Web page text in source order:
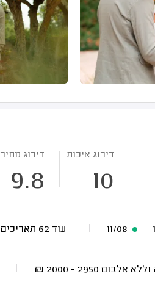
דירוג איכות
10
דירוג מחיר
9.8
עוד 62 תאריכים פנויים
2950 - 2000
₪